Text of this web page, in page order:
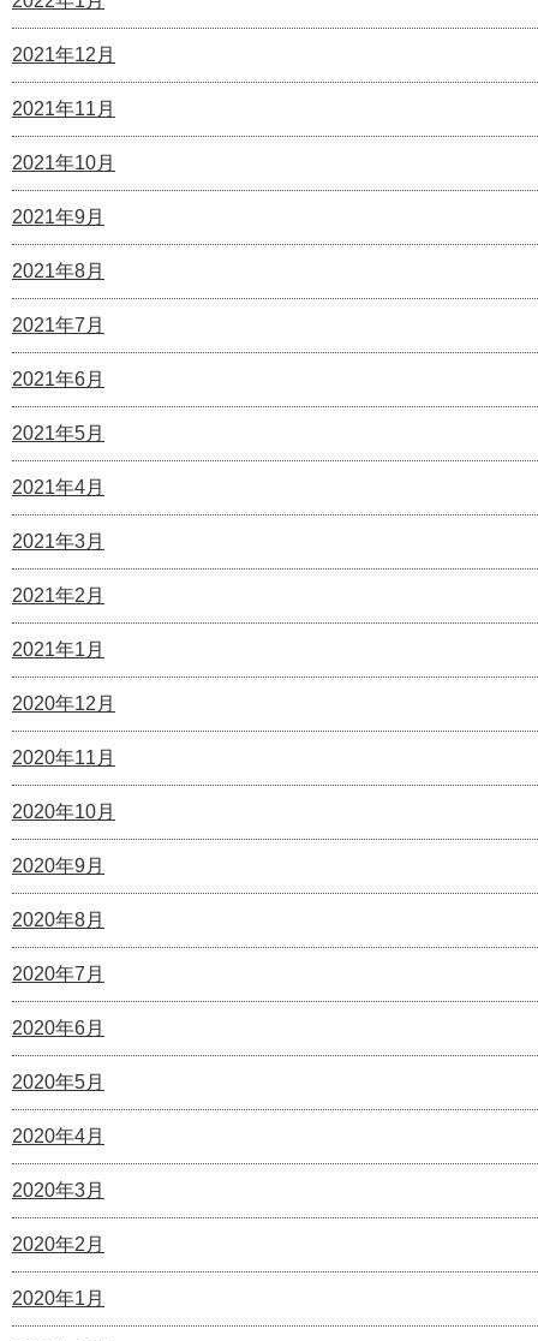
2021年12月
2021年11月
2021年10月
2021年9月
2021年8月
2021年7月
2021年6月
2021年5月
2021年4月
2021年3月
2021年2月
2021年1月
2020年12月
2020年11月
2020年10月
2020年9月
2020年8月
2020年7月
2020年6月
2020年5月
2020年4月
2020年3月
2020年2月
2020年1月